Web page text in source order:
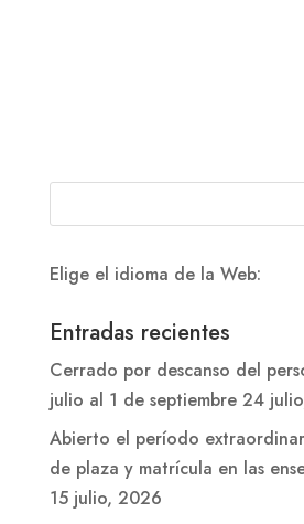
Elige el idioma de la Web:
Entradas recientes
Cerrado por descanso del
julio al 1 de septiembre 24
Abierto el período
de plaza y matrícula en las
15 julio, 2026